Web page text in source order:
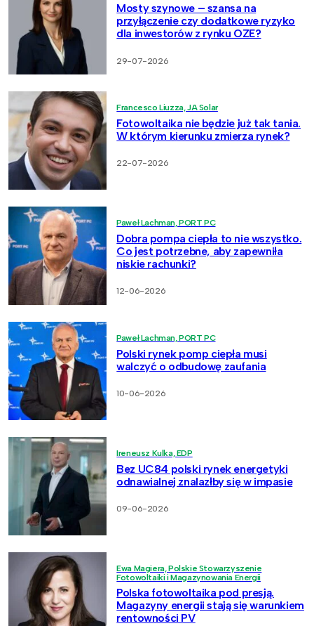
Mosty szynowe – szansa na
przyłączenie czy dodatkowe ryzyko
dla inwestorów z rynku OZE?
29-07-2026
Francesco Liuzza, JA Solar
Fotowoltaika nie będzie już tak tania.
W którym kierunku zmierza rynek?
22-07-2026
Paweł Lachman, PORT PC
Dobra pompa ciepła to nie wszystko.
Co jest potrzebne, aby zapewniła
niskie rachunki?
12-06-2026
Paweł Lachman, PORT PC
Polski rynek pomp ciepła musi
walczyć o odbudowę zaufania
10-06-2026
Ireneusz Kulka, EDP
Bez UC84 polski rynek energetyki
odnawialnej znalazłby się w impasie
09-06-2026
Ewa Magiera, Polskie Stowarzyszenie
Fotowoltaiki i Magazynowania Energii
Polska fotowoltaika pod presją.
Magazyny energii stają się warunkiem
rentowności PV